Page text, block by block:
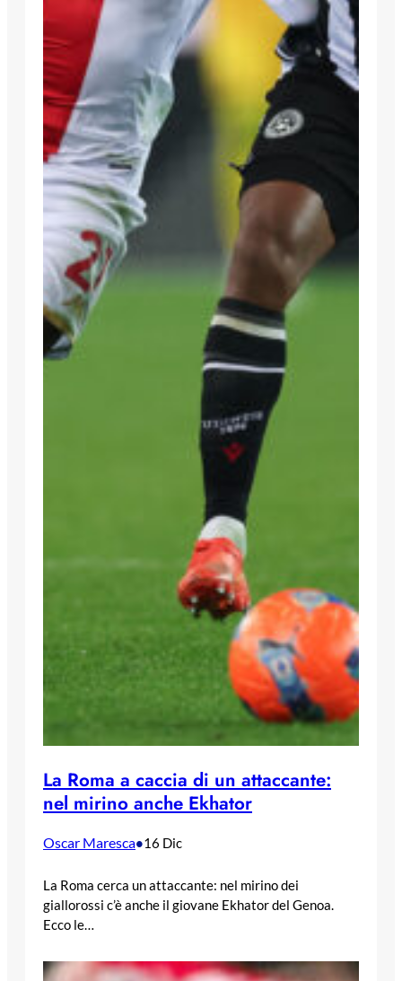
La Roma a caccia di un attaccante:
nel mirino anche Ekhator
Oscar Maresca•16 Dic
La Roma cerca un attaccante: nel mirino dei
giallorossi c’è anche il giovane Ekhator del Genoa.
Ecco le…